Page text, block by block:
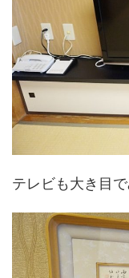
テレビも大き目で